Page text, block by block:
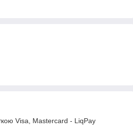
Visa, Mastercard - LiqPay